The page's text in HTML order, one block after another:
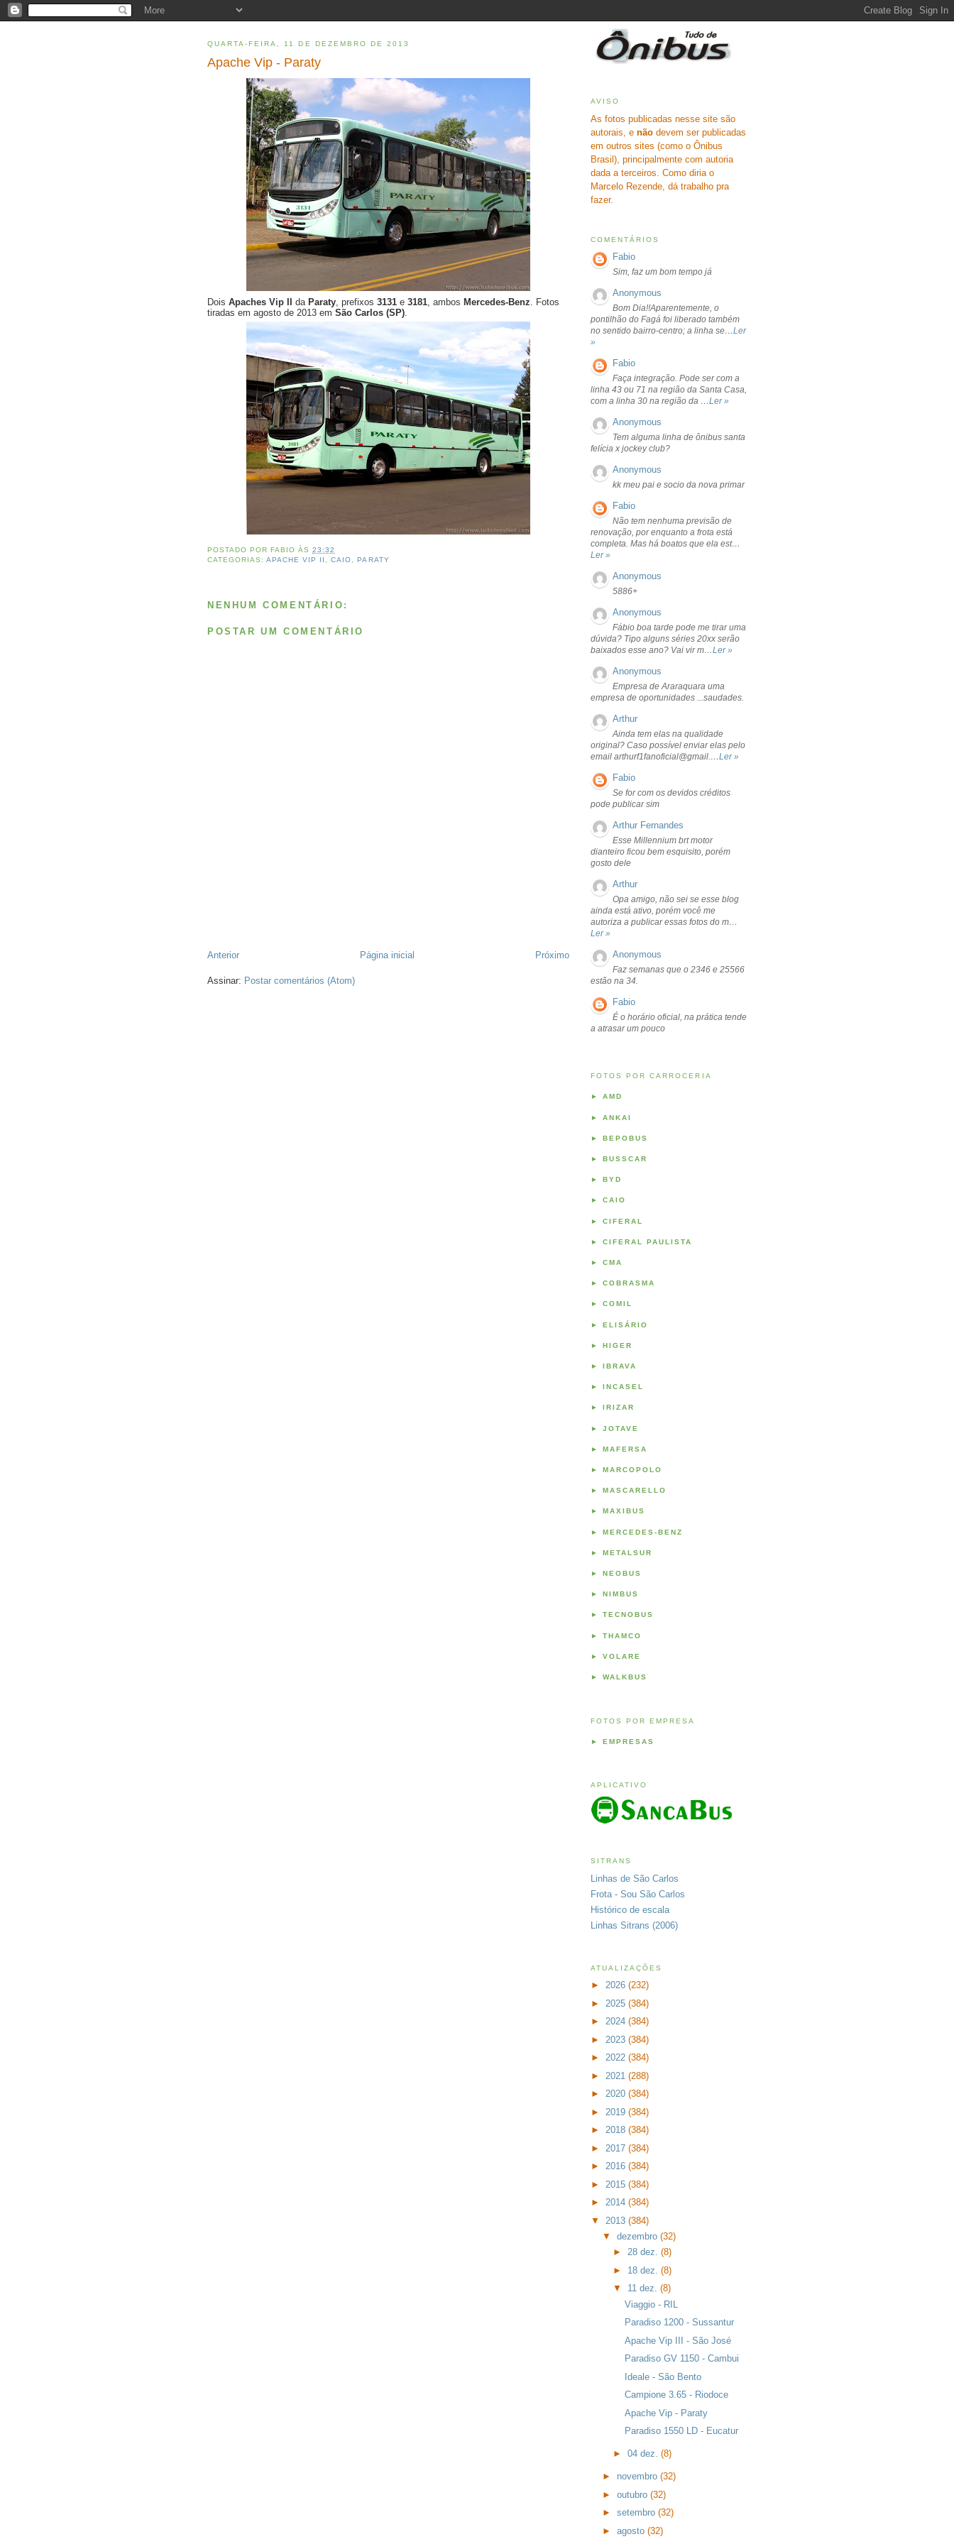
QUARTA-FEIRA, 11 DE DEZEMBRO DE 2013
Apache Vip - Paraty
Dois Apaches Vip II da Paraty , prefixos 3131 e 3181 , ambos Mercedes-Benz . Fotos
tiradas em agosto de 2013 em São Carlos (SP)
POSTADO PORFABIO ÀS23:32
CATEGORIAS:APACHE VIP II ,CAIO,PARATY
NENHUM COMENTÁRIO:
POSTAR UM COMENTÁRIO
Anterior Próximo
Página inicial
Assinar: Postar comentários (Atom)
AVISO
As fotos publicadas nesse site são
autorais, e não devem ser publicadas
em outros sites (como o Ônibus
Brasil), principalmente com autoria
dada a terceiros. Como diria o
Marcelo Rezende, dá trabalho pra
fazer.
COMENTÁRIOS
Fabio
Sim, faz um bom tempo já
Anonymous
Bom Dia!!Aparentemente, o
pontilhão do Fagá foi liberado também
no sentido bairro-centro; a linha se…Ler
»
Fabio
Faça integração. Pode ser com a
linha 43 ou 71 na região da Santa Casa,
com a linha 30 na região da …Ler »
Anonymous
Tem alguma linha de ônibus santa
felícia x jockey club?
Anonymous
kk meu pai e socio da nova primar
Fabio
Não tem nenhuma previsão de
renovação, por enquanto a frota está
completa. Mas há boatos que ela est…
Ler »
Anonymous
5886+
Anonymous
Fábio boa tarde pode me tirar uma
dúvida? Tipo alguns séries 20xx serão
baixados esse ano? Vai vir m…Ler »
Anonymous
Empresa de Araraquara uma
empresa de oportunidades ...saudades.
Arthur
Ainda tem elas na qualidade
original? Caso possível enviar elas pelo
email arthurf1fanoficial@gmail.…Ler »
Fabio
Se for com os devidos créditos
pode publicar sim
Arthur Fernandes
Esse Millennium brt motor
dianteiro ficou bem esquisito, porém
gosto dele
Arthur
Opa amigo, não sei se esse blog
ainda está ativo, porém você me
autoriza a publicar essas fotos do m…
Ler »
Anonymous
Faz semanas que o 2346 e 25566
estão na 34.
Fabio
É o horário oficial, na prática tende
a atrasar um pouco
FOTOS POR CARROCERIA
► AMD
► ANKAI
► BEPOBUS
► BUSSCAR
► BYD
► CAIO
► CIFERAL
► CIFERAL PAULISTA
► CMA
► COBRASMA
► COMIL
► ELISÁRIO
► HIGER
► IBRAVA
► INCASEL
► IRIZAR
► JOTAVE
► MAFERSA
► MARCOPOLO
► MASCARELLO
► MAXIBUS
► MERCEDES-BENZ
► METALSUR
► NEOBUS
► NIMBUS
► TECNOBUS
► THAMCO
► VOLARE
► WALKBUS
FOTOS POR EMPRESA
► EMPRESAS
APLICATIVO
SITRANS
Linhas de São Carlos
Frota - Sou São Carlos
Histórico de escala
Linhas Sitrans (2006)
ATUALIZAÇÕES
► 2026 (232)
► 2025 (384)
► 2024 (384)
► 2023 (384)
► 2022 (384)
► 2021 (288)
► 2020 (384)
► 2019 (384)
► 2018 (384)
► 2017 (384)
► 2016 (384)
► 2015 (384)
► 2014 (384)
▼ 2013 (384)
▼ dezembro (32)
►28 dez.(8)
► 18 dez.(8)
▼ 11 dez.(8)
Viaggio - RIL
Paradiso 1200 - Sussantur
Apache Vip III - São José
Paradiso GV 1150 - Cambui
Ideale - São Bento
Campione 3.65 - Riodoce
Apache Vip - Paraty
Paradiso 1550 LD - Eucatur
►04 dez.(8)
► novembro (32)
► outubro (32)
► setembro (32)
► agosto (32)